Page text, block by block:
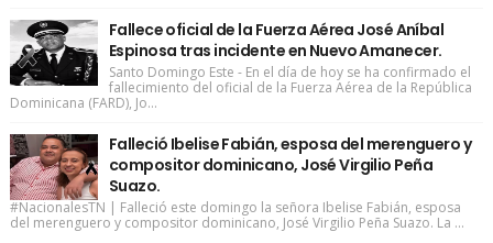
Fallece oficial de la Fuerza Aérea José Aníbal
Espinosa tras incidente en Nuevo Amanecer.
Santo Domingo Este - En el día de hoy se ha confirmado el
fallecimiento del oficial de la Fuerza Aérea de la República
Dominicana (FARD), Jo...
Falleció Ibelise Fabián, esposa del merenguero y
compositor dominicano, José Virgilio Peña
Suazo.
#NacionalesTN | Falleció este domingo la señora Ibelise Fabián, esposa
del merenguero y compositor dominicano, José Virgilio Peña Suazo. La ...